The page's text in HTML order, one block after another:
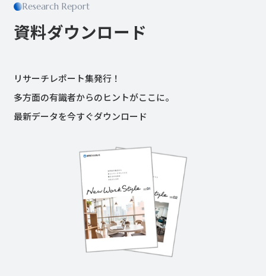
Research Report
資料ダウンロード
リサーチレポート集発行！
多方面の有識者からのヒントがここに。
最新データを今すぐダウンロード